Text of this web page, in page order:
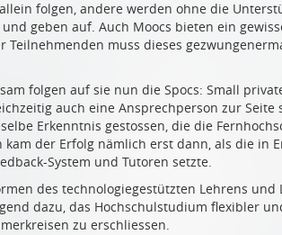
folgen, andere werden ohne die
geben auf. Auch Moocs bieten ein
muss dieses
folgen auf sie nun die Spocs: Small
auch eine Ansprechperson zur Seite
Erkenntnis gestossen, die die
der Erfolg nämlich erst dann, als die in
System und Tutoren setzte.
des technologiegestützten Lehrens und
dazu, das Hochschulstudium flexibler
zu erschliessen.